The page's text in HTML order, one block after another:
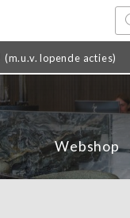
(m.u.v. lopende acties)
Webshop